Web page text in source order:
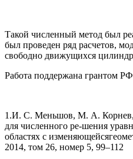
Такой численный метод был
был проведен ряд расчетов,
свободно движущихся
Работа поддержана грантом
1.И. С. Меньшов, М. А.
для численного ре-шения
областях с
2014, том 26, номер 5, 99–112